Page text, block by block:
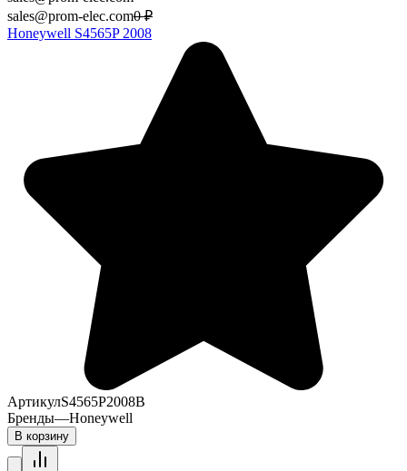
sales@prom-elec.com0 ₽
Honeywell S4565P 2008
АртикулS4565P2008B
Бренды—Honeywell
В корзину